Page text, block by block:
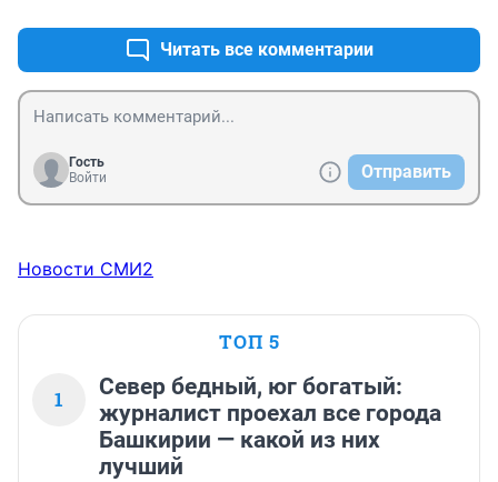
Читать все комментарии
Гость
Войти
Отправить
Новости СМИ2
ТОП 5
1
Север бедный, юг богатый:
журналист проехал все города
Башкирии — какой из них
лучший